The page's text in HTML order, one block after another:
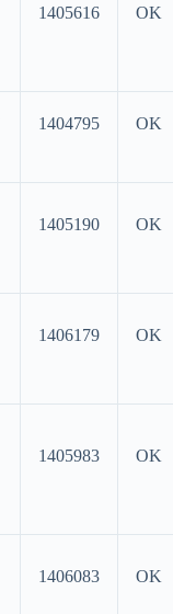
1405616 OK
1404795 OK
1405190 OK
1406179 OK
1405983 OK
1406083 OK